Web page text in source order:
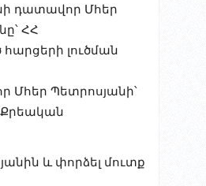
դատավոր Մհեր
ՀՀ
լուծման
Պետրոսյանի՝
Քրեական
և փորձել մուտք